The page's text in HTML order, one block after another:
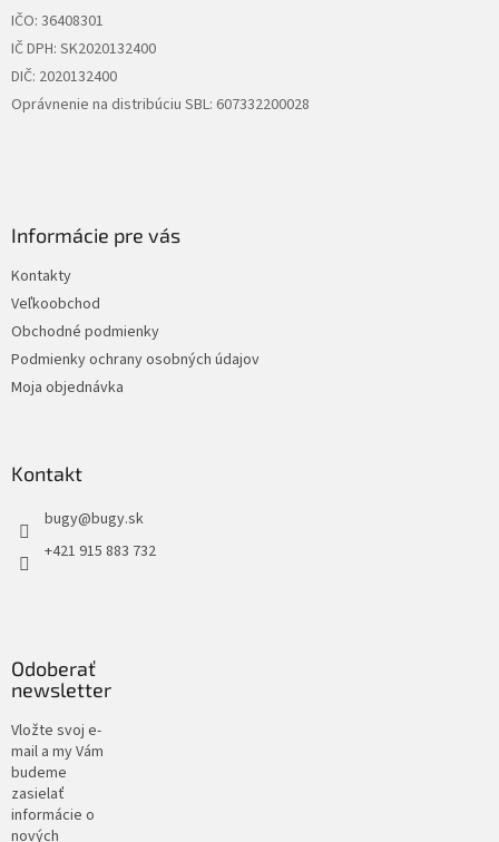
IČO: 36408301
IČ DPH: SK2020132400
DIČ: 2020132400
Oprávnenie na distribúciu SBL: 607332200028
Informácie pre vás
Kontakty
Veľkoobchod
Obchodné podmienky
Podmienky ochrany osobných údajov
Moja objednávka
Kontakt
bugy@bugy.sk
+421 915 883 732
Odoberať
newsletter
Vložte svoj e-
mail a my Vám
budeme
zasielať
informácie o
nových